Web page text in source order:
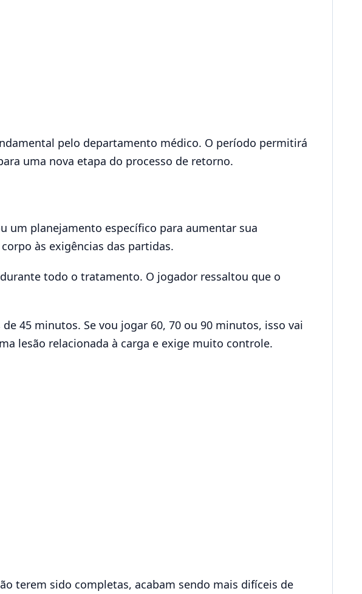
pelo departamento médico. O período permitirá
uma nova etapa do processo de retorno.
um planejamento específico para aumentar sua
às exigências das partidas.
todo o tratamento. O jogador ressaltou que o
45 minutos. Se vou jogar 60, 70 ou 90 minutos, isso vai
lesão relacionada à carga e exige muito controle.
terem sido completas, acabam sendo mais difíceis de